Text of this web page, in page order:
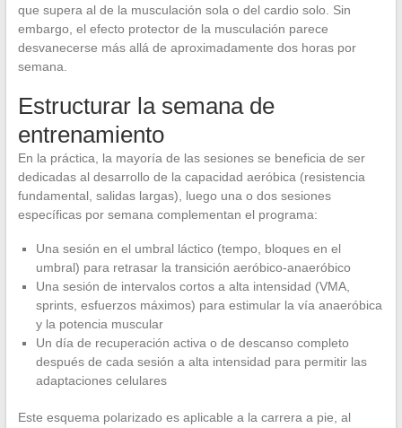
que supera al de la musculación sola o del cardio solo. Sin
embargo, el efecto protector de la musculación parece
desvanecerse más allá de aproximadamente dos horas por
semana.
Estructurar la semana de
entrenamiento
En la práctica, la mayoría de las sesiones se beneficia de ser
dedicadas al desarrollo de la capacidad aeróbica (resistencia
fundamental, salidas largas), luego una o dos sesiones
específicas por semana complementan el programa:
Una sesión en el umbral láctico (tempo, bloques en el
umbral) para retrasar la transición aeróbico-anaeróbico
Una sesión de intervalos cortos a alta intensidad (VMA,
sprints, esfuerzos máximos) para estimular la vía anaeróbica
y la potencia muscular
Un día de recuperación activa o de descanso completo
después de cada sesión a alta intensidad para permitir las
adaptaciones celulares
Este esquema polarizado es aplicable a la carrera a pie, al